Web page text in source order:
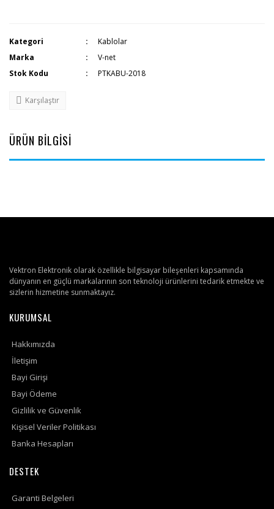
Kategori
Kablolar
Marka
V-net
Stok Kodu
PTKABU-2018
Karşılaştır
ÜRÜN BİLGİSİ
Vektron Elektronik olarak özellikle bilgisayar bileşenleri kapsamında
dünyanın en güçlü markalarının son teknoloji ürünlerini tedarik etmekte ve
sizlerin hizmetine sunmaktayız.
KURUMSAL
Hakkımızda
İletişim
Bayi Girişi
Bayi Ödeme
Gizlilik ve Güvenlik
Kişisel Veriler Politikası
Banka Hesapları
DESTEK
Garanti Belgeleri